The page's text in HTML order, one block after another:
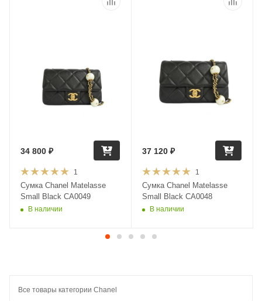
1
Сумка Chanel Matelasse
Small Black CA0049
В наличии
34 800 ₽
1
Сумка Chanel Matelasse
Small Black CA0048
В наличии
37 120 ₽
Все товары категории Chanel